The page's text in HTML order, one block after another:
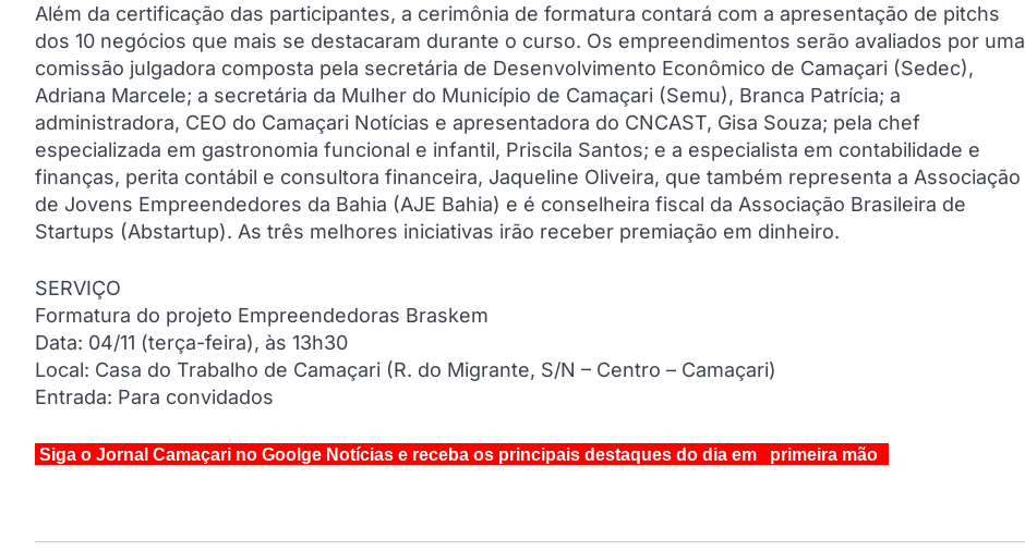
Além da certificação das participantes, a cerimônia de formatura contará com a apresentação de pitchs
dos 10 negócios que mais se destacaram durante o curso. Os empreendimentos serão avaliados por uma
comissão julgadora composta pela secretária de Desenvolvimento Econômico de Camaçari (Sedec),
Adriana Marcele; a secretária da Mulher do Município de Camaçari (Semu), Branca Patrícia; a
administradora, CEO do Camaçari Notícias e apresentadora do CNCAST, Gisa Souza; pela chef
especializada em gastronomia funcional e infantil, Priscila Santos; e a especialista em contabilidade e
finanças, perita contábil e consultora financeira, Jaqueline Oliveira, que também representa a Associação
de Jovens Empreendedores da Bahia (AJE Bahia) e é conselheira fiscal da Associação Brasileira de
Startups (Abstartup). As três melhores iniciativas irão receber premiação em dinheiro.
SERVIÇO
Formatura do projeto Empreendedoras Braskem
Data: 04/11 (terça-feira), às 13h30
Local: Casa do Trabalho de Camaçari (R. do Migrante, S/N – Centro – Camaçari)
Entrada: Para convidados
Siga o Jornal Camaçari no Goolge Notícias e receba os principais destaques do dia em primeira mão